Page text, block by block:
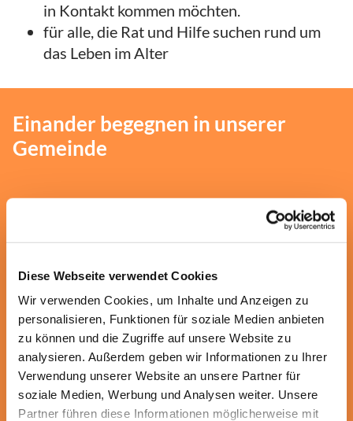
Diese Webseite verwendet Cookies
Wir verwenden Cookies, um Inhalte und Anzeigen zu
personalisieren, Funktionen für soziale Medien anbieten
zu können und die Zugriffe auf unsere Website zu
analysieren. Außerdem geben wir Informationen zu Ihrer
Verwendung unserer Website an unsere Partner für
soziale Medien, Werbung und Analysen weiter. Unsere
Partner führen diese Informationen möglicherweise mit
in Kontakt kommen möchten.
für alle, die Rat und Hilfe suchen rund um
das Leben im Alter
Einander begegnen in unserer
Gemeinde